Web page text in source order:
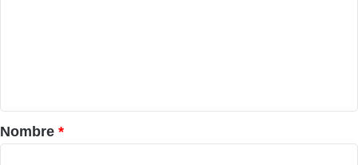
r
i
Nombre *